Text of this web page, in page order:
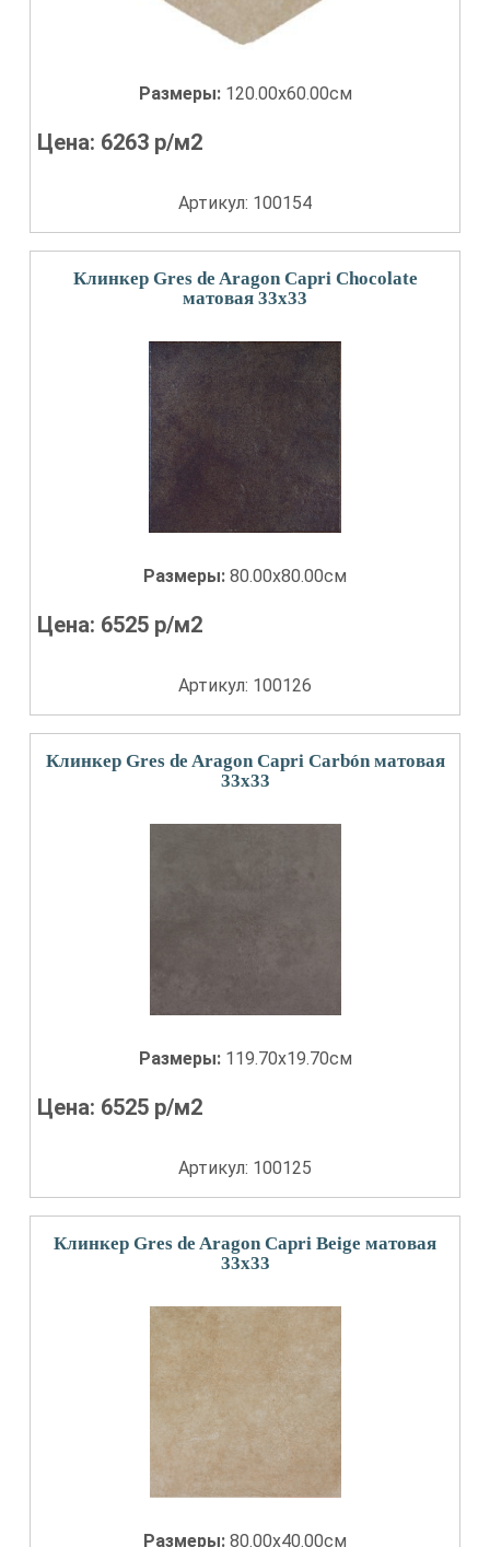
Размеры: 120.00x60.00см
Цена: 6263 р/м2
Артикул: 100154
Клинкер Gres de Aragon Capri Chocolate
матовая 33x33
Размеры: 80.00x80.00см
Цена: 6525 р/м2
Артикул: 100126
Клинкер Gres de Aragon Capri Carbón матовая
33x33
Размеры: 119.70x19.70см
Цена: 6525 р/м2
Артикул: 100125
Клинкер Gres de Aragon Capri Beige матовая
33x33
Размеры: 80.00x40.00см